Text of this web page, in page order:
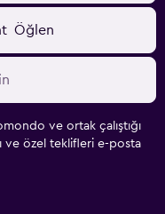
Öğlen
ve ortak çalıştığı
ve özel teklifleri e-posta